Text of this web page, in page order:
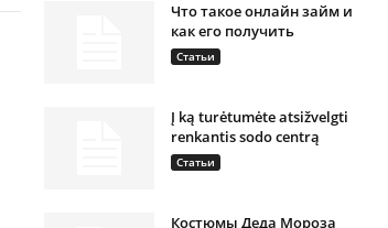
Что такое онлайн займ и
как его получить
Статьи
Į ką turėtumėte atsižvelgti
renkantis sodo centrą
Статьи
Костюмы Деда Мороза